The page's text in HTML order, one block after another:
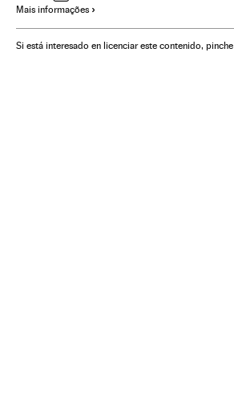
Mais informações
Si está interesado en licenciar este contenido, pinche